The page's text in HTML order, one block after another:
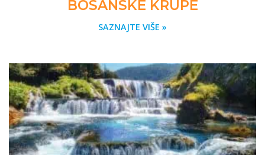
BOSANSKE KRUPE
SAZNAJTE VIŠE »